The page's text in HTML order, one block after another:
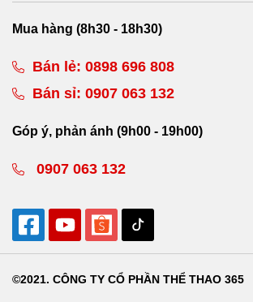
Mua hàng (8h30 - 18h30)
Bán lẻ: 0898 696 808
Bán sỉ: 0907 063 132
Góp ý, phản ánh (9h00 - 19h00)
0907 063 132
©2021. CÔNG TY CỔ PHẦN THỂ THAO 365